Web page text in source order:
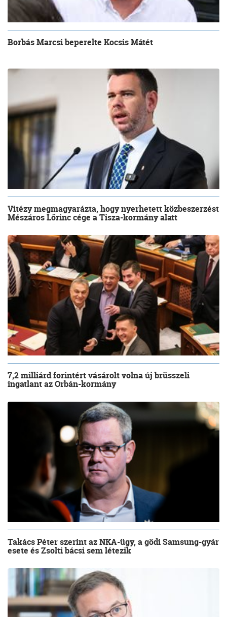
Borbás Marcsi beperelte Kocsis Mátét
Vitézy megmagyarázta, hogy nyerhetett közbeszerzést
Mészáros Lőrinc cége a Tisza-kormány alatt
7,2 milliárd forintért vásárolt volna új brüsszeli
ingatlant az Orbán-kormány
Takács Péter szerint az NKA-ügy, a gödi Samsung-gyár
esete és Zsolti bácsi sem létezik